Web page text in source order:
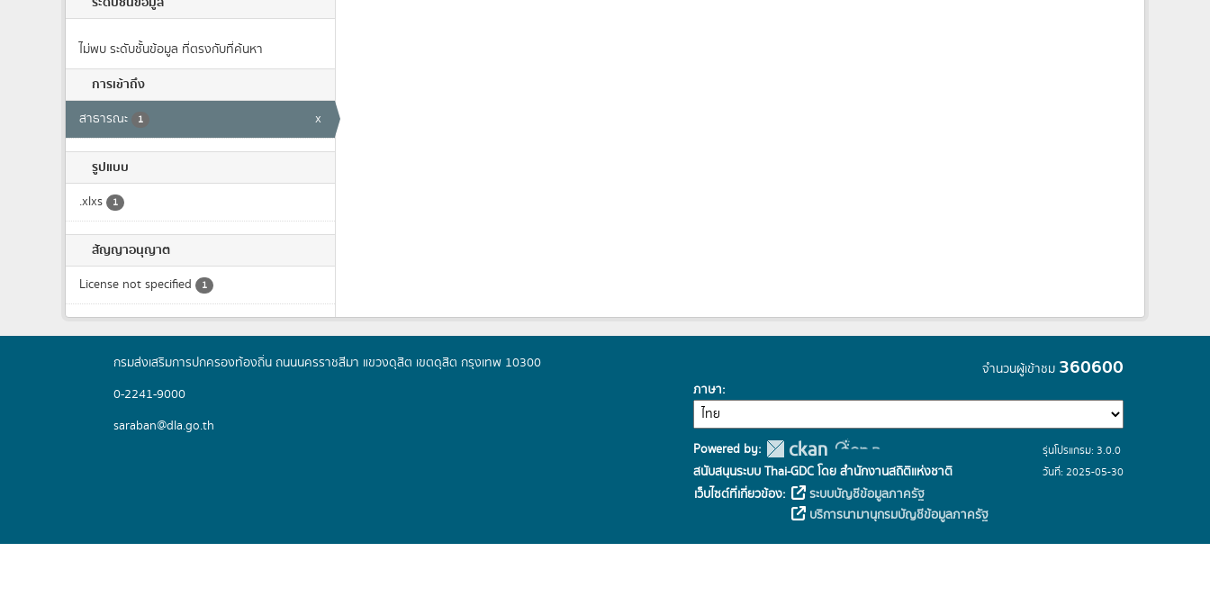
ไม่พบ ระดับชั้นข้อมูล ที่ตรงกับที่ค้นหา
การเข้าถึง
สาธารณะ 1 x
รูปแบบ
.xlxs 1
สัญญาอนุญาต
License not specified 1
กรมส่งเสริมการปกครองท้องถิ่น ถนนนครราชสีมา แขวงดุสิต เขตดุสิต กรุงเทพ 10300
0-2241-9000
saraban@dla.go.th
จำนวนผู้เข้าชม 360600
ภาษา
Powered by:
สนับสนุนระบบ Thai-GDC โดย สำนักงานสถิติแห่งชาติ
เว็บไซต์ที่เกี่ยวข้อง:
ระบบบัญชีข้อมูลภาครัฐ
บริการนามานุกรมบัญชีข้อมูลภาครัฐ
รุ่นโปรแกรม: 3.0.0
วันที่: 2025-05-30